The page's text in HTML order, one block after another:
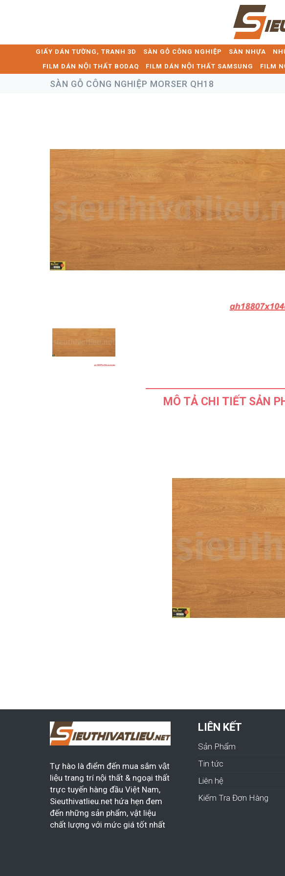
GIẤY DÁN TƯỜNG, TRANH 3D SÀN GỖ CÔNG NGHIỆP SÀN NHỰA
FILM DÁN NỘI THẤT BODAQ
FILM DÁN NỘI THẤT SAMSUNG FILM
SÀN GỖ CÔNG NGHIỆP MORSER QH18
MÔ TẢ CHI TIẾT SẢN
Tự hào là điểm đến mua sắm vật
liệu trang trí nội thất & ngoại thất
trực tuyến hàng đầu Việt Nam,
Sieuthivatlieu.net hứa hẹn đem
đến những sản phẩm, vật liệu
chất lượng với mức giá tốt nhất
LIÊN KẾT
Sản Phẩm
Tin tức
Liên hệ
Kiếm Tra Đơn Hàng